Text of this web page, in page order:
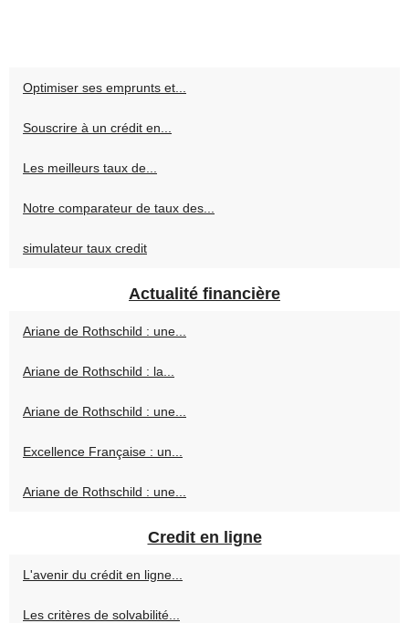
Optimiser ses emprunts et...
Souscrire à un crédit en...
Les meilleurs taux de...
Notre comparateur de taux des...
simulateur taux credit
Actualité financière
Ariane de Rothschild : une...
Ariane de Rothschild : la...
Ariane de Rothschild : une...
Excellence Française : un...
Ariane de Rothschild : une...
Credit en ligne
L'avenir du crédit en ligne...
Les critères de solvabilité...